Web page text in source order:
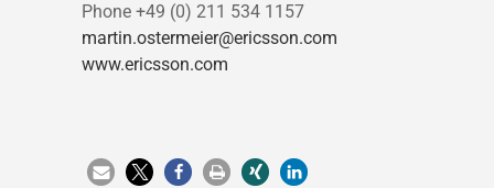
Phone +49 (0) 211 534 1157
martin.ostermeier@ericsson.com
www.ericsson.com